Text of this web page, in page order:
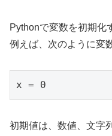
Pythonで変数を初期化
例えば、次のように変
x = 0
初期値は、数値、文字